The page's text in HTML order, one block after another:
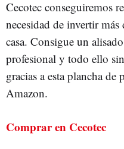
Cecotec conseguiremos
necesidad de invertir
casa. Consigue un
profesional y todo ello
gracias a esta plancha de
Amazon.
Comprar en Cecotec